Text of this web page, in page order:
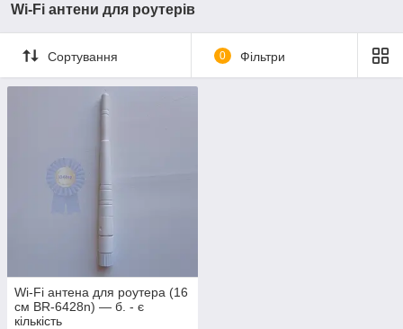
Wi-Fi антени для роутерів
Сортування 0 Фільтри
Wi-Fi антена для роутера (16
см BR-6428n) — б. - є
кількість